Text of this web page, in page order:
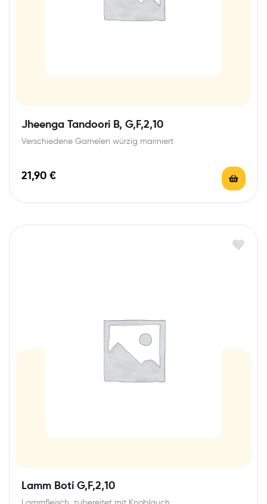
Jheenga Tandoori B, G,F,2,10
Verschiedene Garnelen würzig mariniert
21,90 €
Lamm Boti G,F,2,10